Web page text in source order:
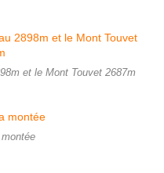
et le Mont Touvet 2687m